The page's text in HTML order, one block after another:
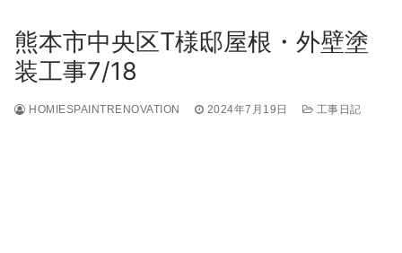
熊本市中央区T様邸屋根・外壁塗
装工事7/18
HOMIESPAINTRENOVATION 2024年7月19日 工事日記